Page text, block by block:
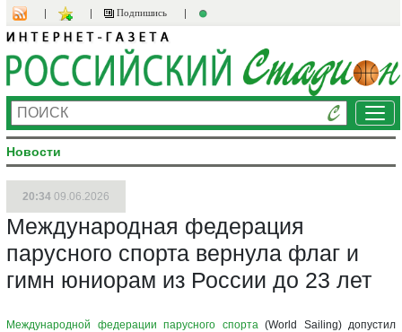
Подпишись
Новости
20:34 09.06.2026
Международная федерация
парусного спорта вернула флаг и
гимн юниорам из России до 23 лет
Международной федерации парусного спорта(World Sailing) допустил